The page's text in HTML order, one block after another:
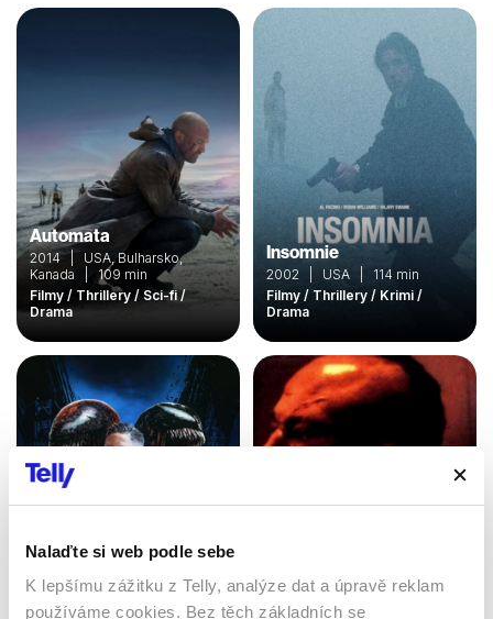
Nalaďte si web podle sebe
K lepšímu zážitku z Telly, analýze dat a úpravě reklam
používáme cookies. Bez těch základních se
Automata
2014 | USA, Bulharsko,
Kanada | 109 min
Filmy / Thrillery / Sci-fi /
Drama
Insomnie
2002 | USA | 114 min
Filmy / Thrillery / Krimi /
Drama
Venom 2: Carnage
Kickboxer 4: Agresor